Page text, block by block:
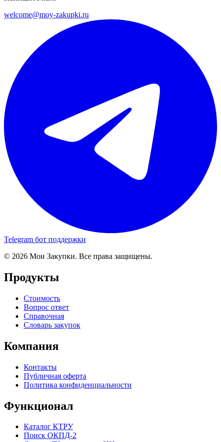
welcome@moy-zakupki.ru
Telegram бот поддержки
© 2026 Мои Закупки. Все права защищены.
Продукты
Стоимость
Вопрос ответ
Справочная
Словарь закупок
Компания
Контакты
Публичная оферта
Политика конфиденциальности
Функционал
Каталог КТРУ
Поиск ОКПД-2